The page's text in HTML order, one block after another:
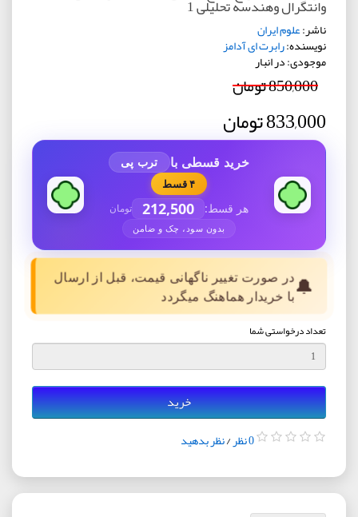
وانتگرال وهندسه تحلیلی 1
ناشر:علوم ایران
نویسنده:رابرت ای آدامز
موجودی: در انبار
850,000 تومان
833,000 تومان
خرید قسطی با ترب پی
۴ قسط
هر قسط: 212,500 تومان
بدون سود، چک و ضامن
🔔در صورت تغییر ناگهانی قیمت، قبل از ارسال
با خریدار هماهنگ میگردد
تعداد درخواستی شما
خرید
0 نظر /نظر بدهید